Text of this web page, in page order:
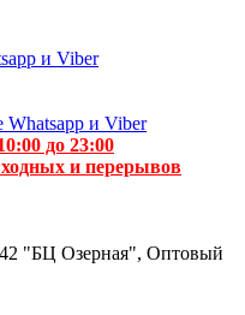
и Viber
Whatsapp и Viber
до 23:00
и перерывов
42 "БЦ Озерная", Оптовый